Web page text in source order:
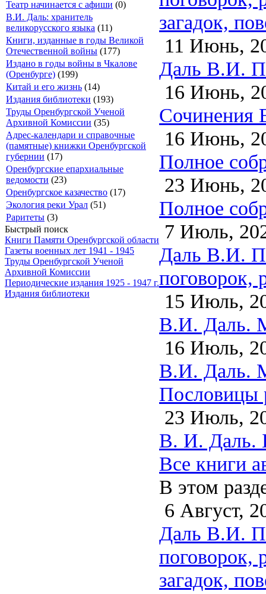
Театр начинается с афиши (0)
В.И. Даль: хранитель
великорусского языка (11)
Книги, изданные в годы Великой
Отечественной войны (177)
Издано в годы войны в Чкалове
(Оренбурге) (199)
Китай и его жизнь (14)
Издания библиотеки (193)
Труды Оренбургской Ученой
Архивной Комиссии (35)
Адрес-календари и справочные
(памятные) книжки Оренбургской
губернии (17)
Оренбургские епархиальные
ведомости (23)
Оренбургское казачество (17)
Экология реки Урал (51)
Раритеты (3)
Быстрый поиск
Книги Памяти Оренбургской области
Газеты военных лет 1941 - 1945
Труды Оренбургской Ученой
Архивной Комиссии
Периодические издания 1925 - 1947 г.
Издания библиотеки
загадок,
11 Июнь,
Даль В.И.
16 Июнь,
Сочинения
16 Июнь,
Полное
23 Июнь,
Полное
7 Июль,
Даль В.И.
поговорок,
15 Июль,
В.И. Даль.
16 Июль,
В.И. Даль.
Пословицы
23 Июль,
В. И. Даль.
Все книги
В этом
6 Август,
Даль В.И.
поговорок,
загадок,